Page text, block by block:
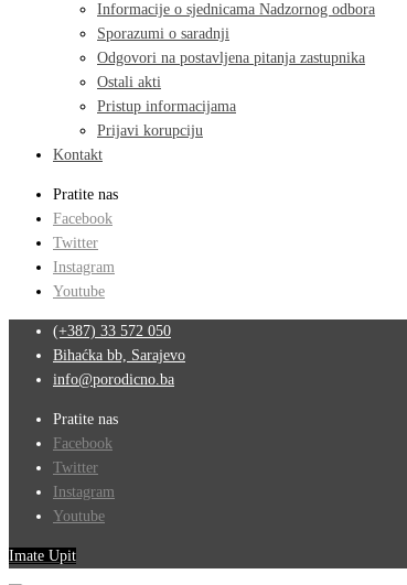
Informacije o sjednicama Nadzornog odbora
Sporazumi o saradnji
Odgovori na postavljena pitanja zastupnika
Ostali akti
Pristup informacijama
Prijavi korupciju
Kontakt
Pratite nas
Facebook
Twitter
Instagram
Youtube
(+387) 33 572 050
Bihaćka bb, Sarajevo
info@porodicno.ba
Pratite nas
Facebook
Twitter
Instagram
Youtube
Imate Upit